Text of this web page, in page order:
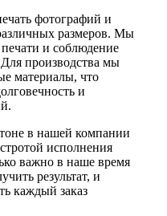
фотографий и
размеров. Мы
и соблюдение
производства мы
материалы, что
и
в нашей компании
исполнения
важно в наше время
результат, и
каждый заказ